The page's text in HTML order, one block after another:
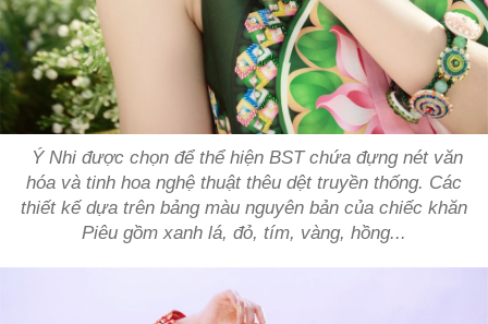
Ý Nhi được chọn để thể hiện BST chứa đựng nét văn
hóa và tinh hoa nghệ thuật thêu dệt truyền thống. Các
thiết kế dựa trên bảng màu nguyên bản của chiếc khăn
Piêu gồm xanh lá, đỏ, tím, vàng, hồng...